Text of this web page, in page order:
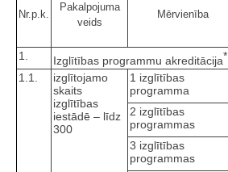
Nr.p.k.
Pakalpojuma
veids
Mērvienība
1. Izglītības programmu akreditācija*
1.1.
izglītojamo
skaits
izglītības
iestādē – līdz
300
1 izglītības
programma
2 izglītības
programmas
3 izglītības
programmas